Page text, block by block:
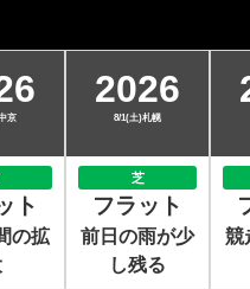
京
ト
の拡
2026
8/1(土)札幌
芝
フラット
前日の雨が少
し残る
競